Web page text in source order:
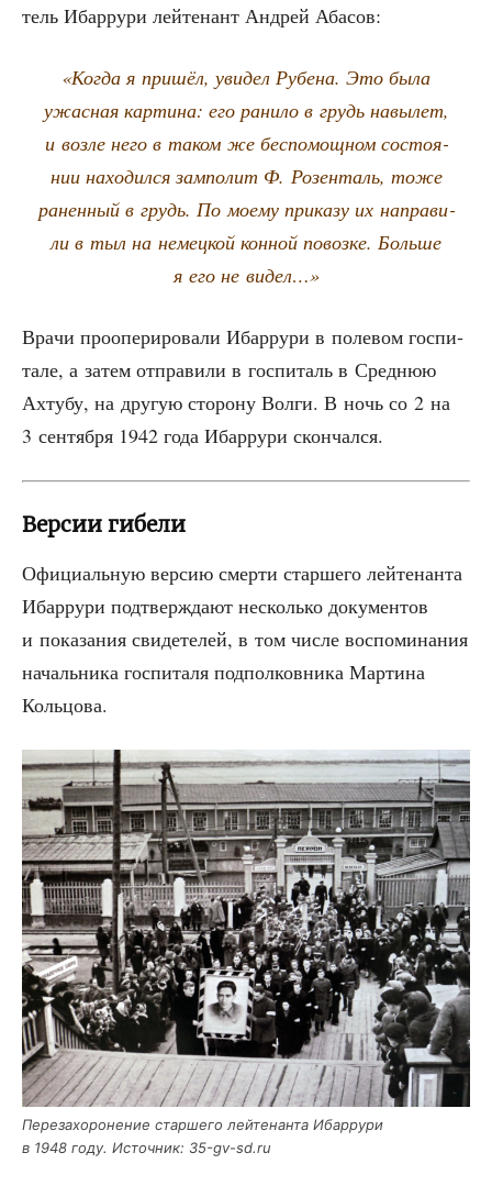
тель Ибар­ру­ри лей­те­нант Андрей Абасов:
«Когда я при­шёл, уви­дел Рубе­на. Это была
ужас­ная кар­ти­на: его рани­ло в грудь навы­лет,
и воз­ле него в таком же бес­по­мощ­ном состо­я­
нии нахо­дил­ся зам­по­лит Ф. Розен­таль, тоже
ранен­ный в грудь. По мое­му при­ка­зу их напра­ви­
ли в тыл на немец­кой кон­ной повоз­ке. Боль­ше
я его не видел…»
Вра­чи про­опе­ри­ро­ва­ли Ибар­ру­ри в поле­вом гос­пи­
та­ле, а затем отпра­ви­ли в гос­пи­таль в Сред­нюю
Ахту­бу, на дру­гую сто­ро­ну Вол­ги. В ночь со 2 на
3 сен­тяб­ря 1942 года Ибар­ру­ри скончался.
Версии гибели
Офи­ци­аль­ную вер­сию смер­ти стар­ше­го лей­те­нан­та
Ибар­ру­ри под­твер­жда­ют несколь­ко доку­мен­тов
и пока­за­ния сви­де­те­лей, в том чис­ле вос­по­ми­на­ния
началь­ни­ка гос­пи­та­ля под­пол­ков­ни­ка Мар­ти­на
Кольцова.
Пере­за­хо­ро­не­ние стар­ше­го лей­те­нан­та Ибар­ру­ри
в 1948 году. Источ­ник: 35-gv-sd.ru